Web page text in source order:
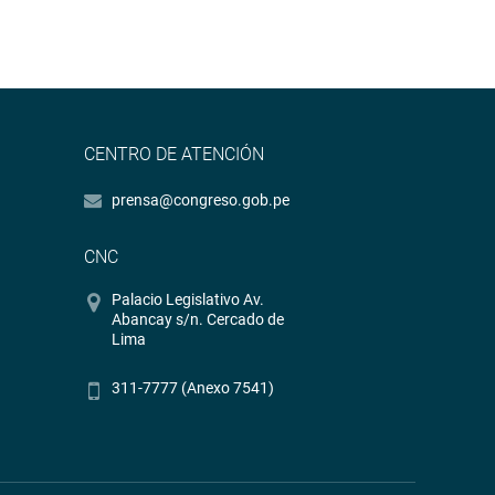
CENTRO DE ATENCIÓN
prensa@congreso.gob.pe
CNC
Palacio Legislativo Av.
Abancay s/n. Cercado de
Lima
311-7777 (Anexo 7541)